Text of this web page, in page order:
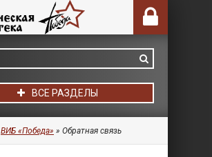
ВСЕ РАЗДЕЛЫ
ВИБ «Победа» » Обратная связь